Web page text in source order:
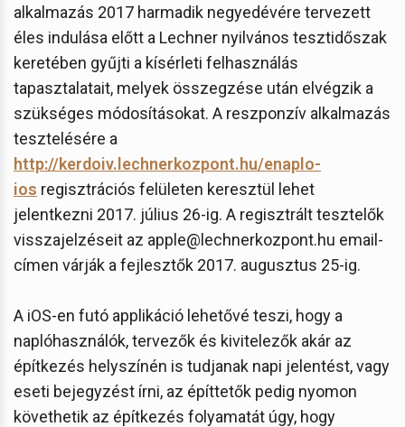
alkalmazás 2017 harmadik negyedévére tervezett
éles indulása előtt a Lechner nyilvános tesztidőszak
keretében gyűjti a kísérleti felhasználás
tapasztalatait, melyek összegzése után elvégzik a
szükséges módosításokat. A reszponzív alkalmazás
tesztelésére a
http://kerdoiv.lechnerkozpont.hu/enaplo-
ios regisztrációs felületen keresztül lehet
jelentkezni 2017. július 26-ig. A regisztrált tesztelők
visszajelzéseit az apple@lechnerkozpont.hu email-
címen várják a fejlesztők 2017. augusztus 25-ig.
A iOS-en futó applikáció lehetővé teszi, hogy a
naplóhasználók, tervezők és kivitelezők akár az
építkezés helyszínén is tudjanak napi jelentést, vagy
eseti bejegyzést írni, az építtetők pedig nyomon
követhetik az építkezés folyamatát úgy, hogy